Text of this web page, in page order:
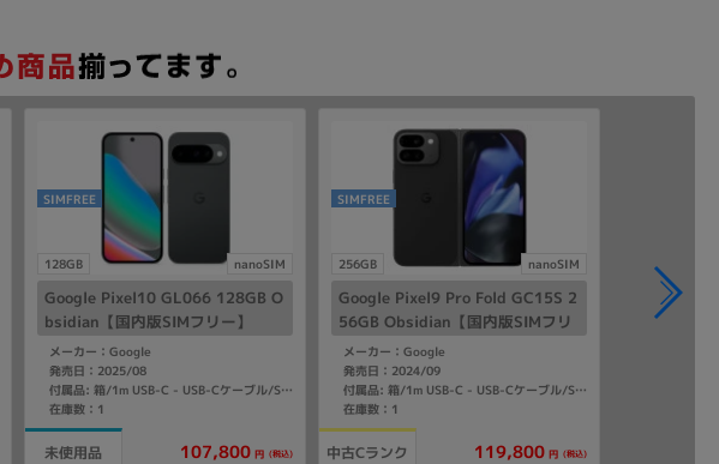
128GB nanoSIM
SIMFREE
Google Pixel10 GL066 128GB O
bsidian【国内版SIMフリー】
メーカー：Google
発売日：2025/08
付属品: 箱/1m USB-C - USB-Cケーブル/SIM取り出しツール/マニュアル
在庫数：1
未使用品 107,800 円 (税込)
256GB nanoSIM
SIMFREE
Google Pixel9 Pro Fold GC15S 2
56GB Obsidian【国内版SIMフリ
ー】
メーカー：Google
発売日：2024/09
付属品: 箱/1m USB-C - USB-Cケーブル/SIM取り出しツール/マニュアル
在庫数：1
中古Cランク 119,800 円 (税込)